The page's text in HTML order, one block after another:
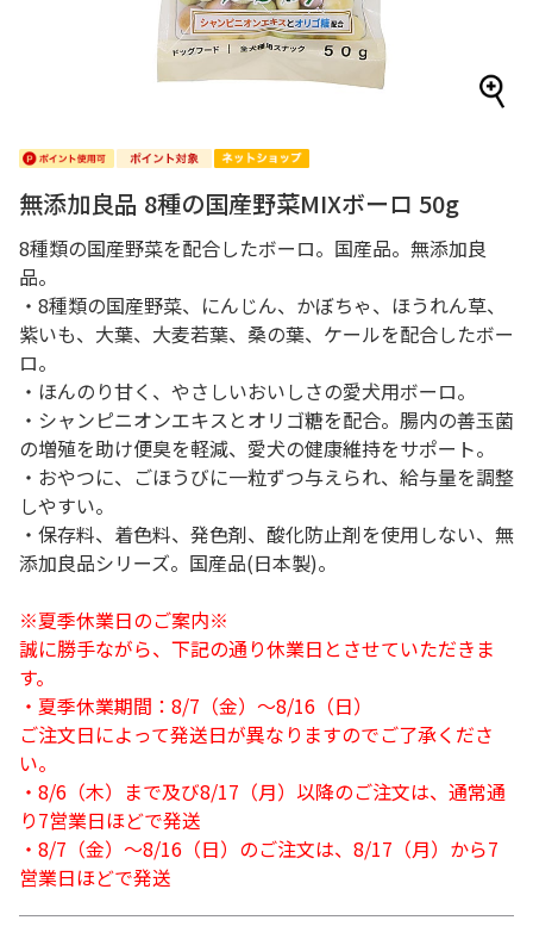
無添加良品 8種の国産野菜MIXボーロ 50g
8種類の国産野菜を配合したボーロ。国産品。無添加良
品。
・8種類の国産野菜、にんじん、かぼちゃ、ほうれん草、
紫いも、大葉、大麦若葉、桑の葉、ケールを配合したボー
ロ。
・ほんのり甘く、やさしいおいしさの愛犬用ボーロ。
・シャンピニオンエキスとオリゴ糖を配合。腸内の善玉菌
の増殖を助け便臭を軽減、愛犬の健康維持をサポート。
・おやつに、ごほうびに一粒ずつ与えられ、給与量を調整
しやすい。
・保存料、着色料、発色剤、酸化防止剤を使用しない、無
添加良品シリーズ。国産品(日本製)。
※夏季休業日のご案内※
誠に勝手ながら、下記の通り休業日とさせていただきま
す。
・夏季休業期間：8/7（金）～8/16（日）
ご注文日によって発送日が異なりますのでご了承くださ
い。
・8/6（木）まで及び8/17（月）以降のご注文は、通常通
り7営業日ほどで発送
・8/7（金）～8/16（日）のご注文は、8/17（月）から7
営業日ほどで発送